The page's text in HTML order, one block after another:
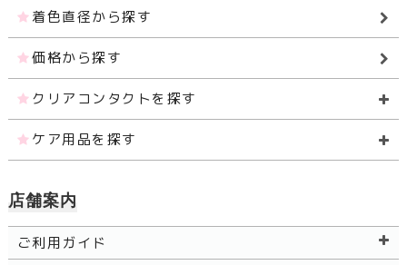
着色直径から探す
価格から探す
クリアコンタクトを探す
ケア用品を探す
店舗案内
ご利用ガイド